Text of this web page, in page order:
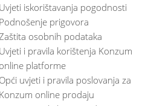
Uvjeti iskorištavanja pogodnosti
Podnošenje prigovora
Zaštita osobnih podataka
Uvjeti i pravila korištenja Konzum
online platforme
Opći uvjeti i pravila poslovanja za
Konzum online prodaju